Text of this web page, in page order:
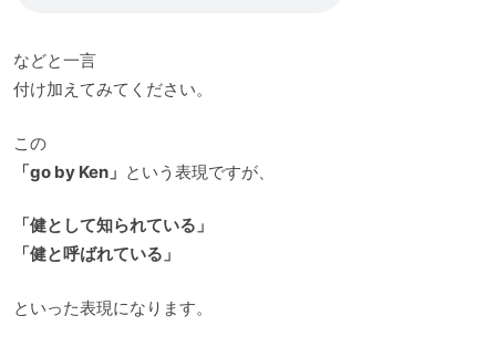
などと一言
付け加えてみてください。
この
「go by Ken」 という表現ですが、
「健として知られている」
「健と呼ばれている」
といった表現になります。